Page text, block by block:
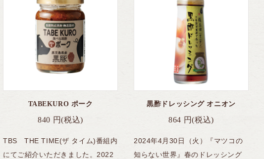
TABEKURO ポーク
840 円(税込)
TBS THE TIME(ザ タイム)番組内
にてご紹介いただきました。2022
黒酢ドレッシング オニオン
864 円(税込)
2024年4月30日（火）『マツコの
知らない世界』春のドレッシング